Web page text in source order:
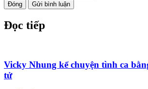
Đóng Gửi bình luận
Đọc tiếp
Vicky Nhung kể chuyện tình ca
tử